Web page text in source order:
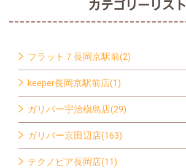
カテゴリーリスト
フラット７長岡京駅前(2)
keeper長岡京駅前店(1)
ガリバー宇治槇島店(29)
ガリバー京田辺店(163)
テクノピア長岡店(11)